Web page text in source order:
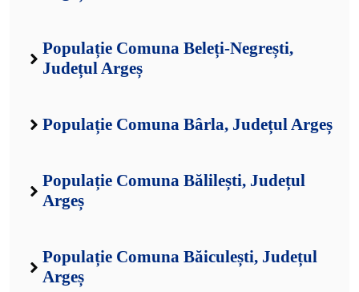
Populație Comuna Beleți-Negrești,
Județul Argeș
Populație Comuna Bârla, Județul Argeș
Populație Comuna Bălilești, Județul
Argeș
Populație Comuna Băiculești, Județul
Argeș